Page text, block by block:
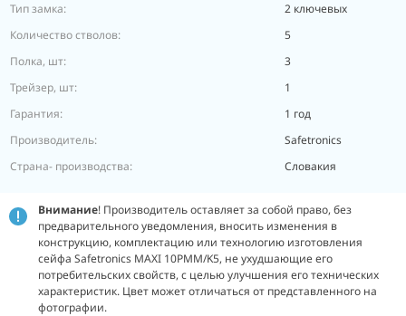
Тип замка:
2 ключевых
Количество стволов:
5
Полка, шт:
3
Трейзер, шт:
1
Гарантия:
1 год
Производитель:
Safetronics
Страна- производства:
Словакия
Внимание! Производитель оставляет за собой право, без
предварительного уведомления, вносить изменения в
конструкцию, комплектацию или технологию изготовления
сейфа Safetronics MAXI 10PMM/K5, не ухудшающие его
потребительских свойств, с целью улучшения его технических
характеристик. Цвет может отличаться от представленного на
фотографии.